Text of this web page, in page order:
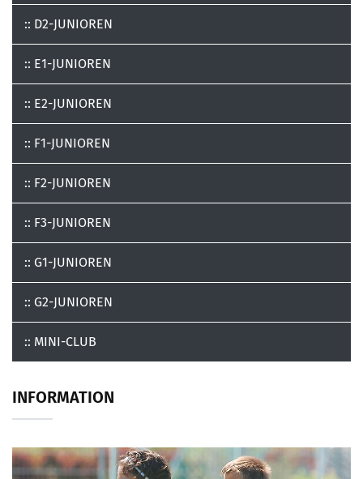
:: D2-JUNIOREN
:: E1-JUNIOREN
:: E2-JUNIOREN
:: F1-JUNIOREN
:: F2-JUNIOREN
:: F3-JUNIOREN
:: G1-JUNIOREN
:: G2-JUNIOREN
:: MINI-CLUB
INFORMATION